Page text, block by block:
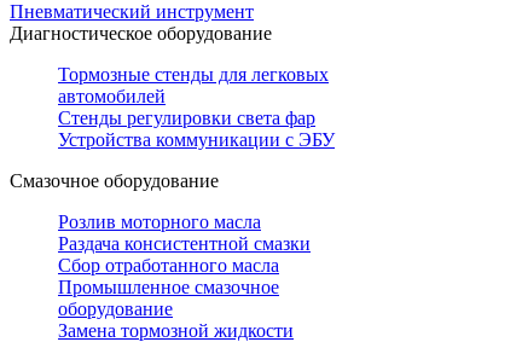
Пневматический инструмент
Диагностическое оборудование
Тормозные стенды для легковых
автомобилей
Стенды регулировки света фар
Устройства коммуникации с ЭБУ
Смазочное оборудование
Розлив моторного масла
Раздача консистентной смазки
Сбор отработанного масла
Промышленное смазочное
оборудование
Замена тормозной жидкости